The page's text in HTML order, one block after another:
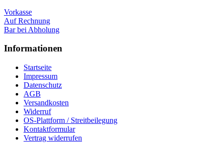
Vorkasse
Auf Rechnung
Bar bei Abholung
Informationen
Startseite
Impressum
Datenschutz
AGB
Versandkosten
Widerruf
OS-Plattform / Streitbeilegung
Kontaktformular
Vertrag widerrufen